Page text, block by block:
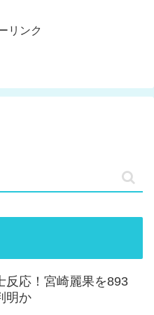
リンク
反応！宮崎麗果を893
明か